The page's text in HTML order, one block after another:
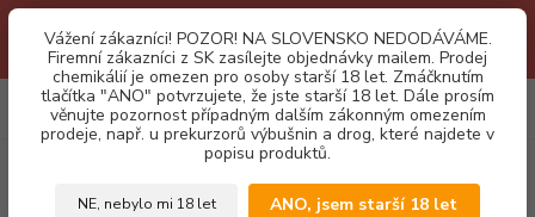
je neustálé porušování obchodních podmínek. Firemní zájemci o naše
produkty z SK zasílejte objednávky mailovou cestou. Děkujeme!
Vážení zákazníci! POZOR! NA SLOVENSKO NEDODÁVÁME.
Firemní zákazníci z SK zasílejte objednávky mailem. Prodej
chemikálií je omezen pro osoby starší 18 let. Zmáčknutím
tlačítka "ANO" potvrzujete, že jste starší 18 let. Dále prosím
věnujte pozornost případným dalším zákonným omezením
prodeje, např. u prekurzorů výbušnin a drog, které najdete v
popisu produktů.
NE, nebylo mi 18 let ANO, jsem starší 18 let
Menu
CZK 0
za0,00 Kč